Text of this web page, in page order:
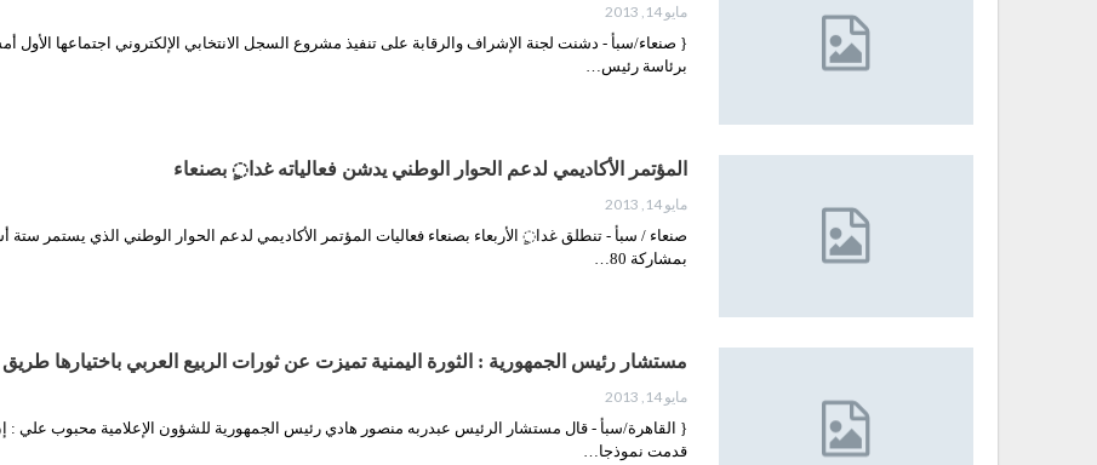
مايو 14, 2013
{ صنعاء/سبأ - دشنت لجنة الإشراف والرقابة على تنفيذ مشروع السجل الانتخابي الإلكتروني اجتماعها الأول
برئاسة رئيس…
المؤتمر الأكاديمي لدعم الحوار الوطني يدشن فعالياته غدا◌ٍ بصنعاء
مايو 14, 2013
صنعاء / سبأ - تنطلق غدا◌ٍ الأربعاء بصنعاء فعاليات المؤتمر الأكاديمي لدعم الحوار الوطني الذي يستمر ستة
بمشاركة 80…
مستشار رئيس الجمهورية : الثورة اليمنية تميزت عن ثورات الربيع العربي باختيارها طريق
مايو 14, 2013
{ القاهرة/سبأ - قال مستشار الرئيس عبدربه منصور هادي رئيس الجمهورية للشؤون الإعلامية محبوب علي :
قدمت نموذجا…